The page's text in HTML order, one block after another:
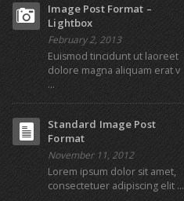
Image Post Format –
Lightbox
February 2, 2013
Euismod tincidunt ut laoreet
dolore magna aliquam erat v
...
Standard Image Post
Format
November 11, 2012
Lorem ipsum dolor sit amet,
consectetuer adipiscing elit ...